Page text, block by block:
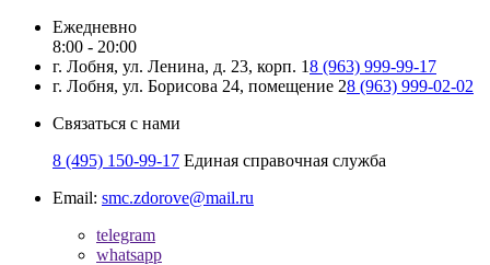
Ежедневно
8:00 - 20:00
г. Лобня, ул. Ленина, д. 23, корп. 18 (963) 999-99-17
г. Лобня, ул. Борисова 24, помещение 28 (963) 999-02-02
Связаться с нами
8 (495) 150-99-17 Единая справочная служба
Email: smc.zdorove@mail.ru
telegram
whatsapp